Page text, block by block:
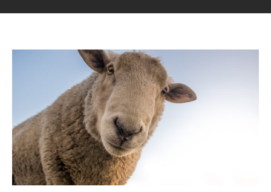
Congrès 2019
Congrès 2020